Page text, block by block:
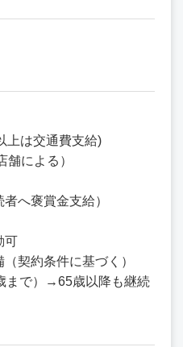
上は交通費支給)
による）
へ褒賞金支給）
可
契約条件に基づく）
まで）→65歳以降も継続